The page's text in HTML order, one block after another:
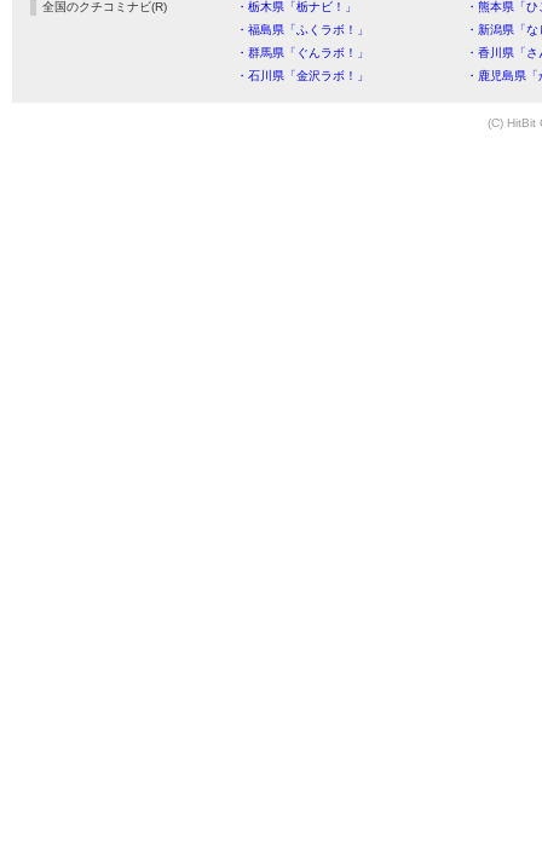
全国のクチコミナビ(R) ・栃木県「栃ナビ！」
・熊本県「
・福島県「ふくラボ！」
・新潟県「
・群馬県「ぐんラボ！」
・香川県「
・石川県「金沢ラボ！」
・鹿児島県
(C) HitBit